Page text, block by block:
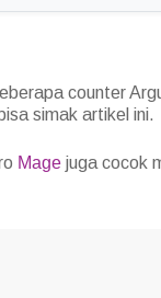
counter
simak artikel ini.
Mage juga cocok